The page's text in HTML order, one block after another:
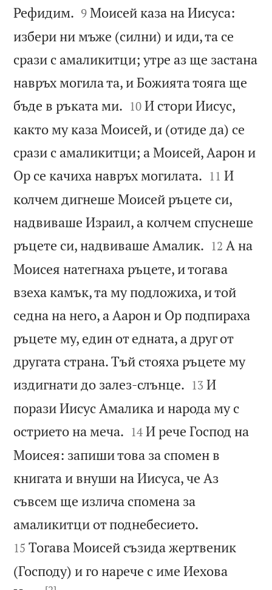
Рефидим. 

9 Моисей каза на Иисуса:
избери ни мъже (силни) и иди, та се
срази с амаликитци; утре аз ще застана
навръх могила та, и Божията тояга ще
бъде в ръката ми. 

10 И стори Иисус,
както му каза Моисей, и (отиде да) се
срази с амаликитци; а Моисей, Аарон и
Ор се качиха навръх могилата. 

11 И
колчем дигнеше Моисей ръцете си,
надвиваше Израил, а колчем спуснеше
ръцете си, надвиваше Амалик. 

12 А на
Моисея натегнаха ръцете, и тогава
взеха камък, та му подложиха, и той
седна на него, а Аарон и Ор подпираха
ръцете му, един от едната, а друг от
другата страна. Тъй стояха ръцете му
издигнати до залез-слънце. 

13 И
порази Иисус Амалика и народа му с
острието на меча. 

14 И рече Господ на
Моисея: запиши това за спомен в
книгата и внуши на Иисуса, че Аз
съвсем ще излича спомена за
амаликитци от поднебесието.
15 Тогава Моисей съзида жертвеник
(Господу) и го нарече с име Иехова